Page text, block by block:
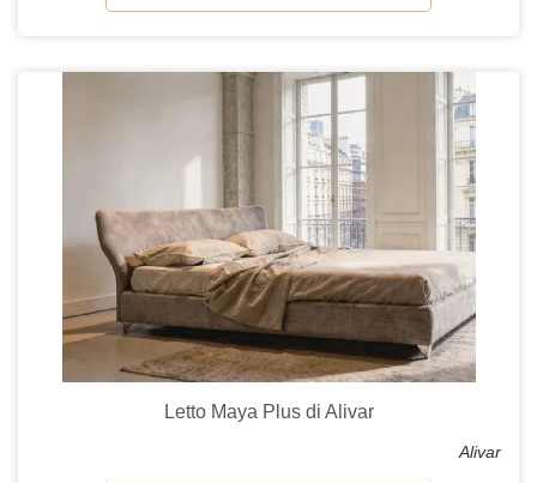
Letto Maya Plus di Alivar
Alivar